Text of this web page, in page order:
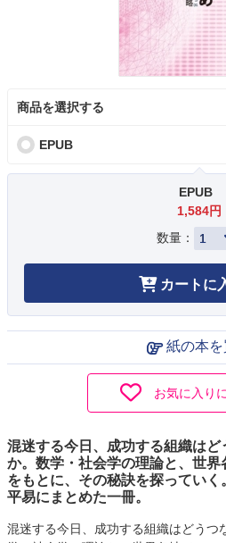
商品を選択する
EPUB
EPUB
1,584円
数量：
カートに
紙の本を
お気に入り
混迷する今日、成功する組織は
か。数学・社会学の理論と、世
をもとに、その秘訣を探ってい
平易にまとめた一冊。
混迷する今日、成功する組織はどうつ